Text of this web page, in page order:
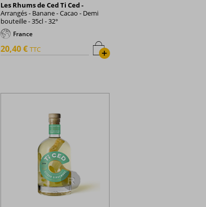
Les Rhums de Ced Ti Ced -
Arrangés - Banane - Cacao - Demi
bouteille - 35cl - 32°
France
+
20,40 € TTC